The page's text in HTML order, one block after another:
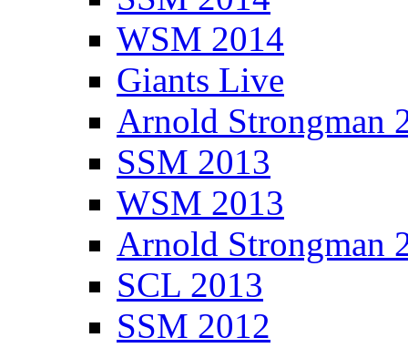
WSM 2014
Giants Live
Arnold Strongman
SSM 2013
WSM 2013
Arnold Strongman
SCL 2013
SSM 2012